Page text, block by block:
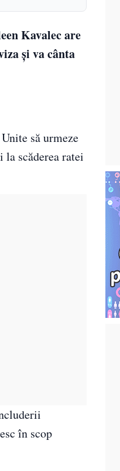
Kavalec are
şi va cânta
să urmeze
scăderea ratei
în scop